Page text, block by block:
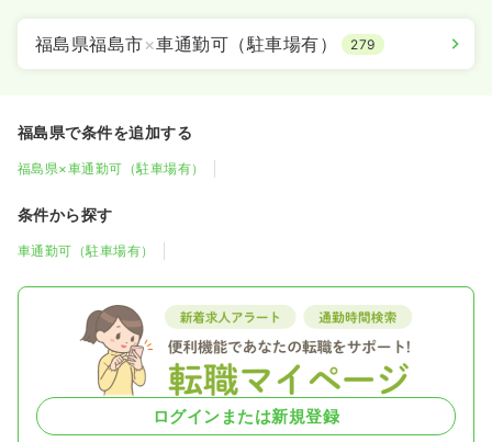
福島県福島市×車通勤可（駐車場有） 279
福島県で条件を追加する
福島県×車通勤可（駐車場有）
条件から探す
車通勤可（駐車場有）
ログインまたは新規登録